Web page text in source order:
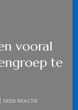
vooral
te
GEEN REACTIEOP